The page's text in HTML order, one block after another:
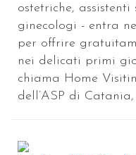
ostetriche,
ginecologi - entra
per offrire
nei delicati primi
chiama Home
dell’ASP di Catania,